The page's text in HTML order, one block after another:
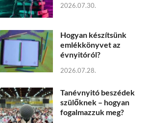
2026.07.30.
Hogyan készítsünk
emlékkönyvet az
évnyitóról?
2026.07.28.
Tanévnyitó beszédek
szülőknek – hogyan
fogalmazzuk meg?